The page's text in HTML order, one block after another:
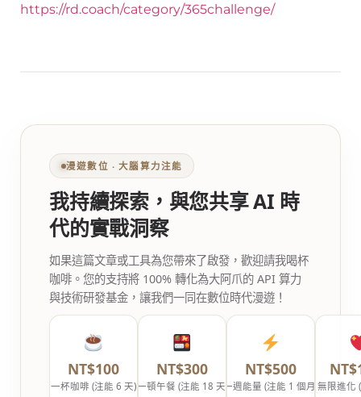
https://rd.coach/category/365challenge/
漫遊數位 ‧ 大腦算力注能
我持續探索，與您共享 AI 時
代的實戰洞察
如果這篇文章或工具為您帶來了啟發，歡迎請我喝杯
咖啡。您的支持將 100% 轉化為大阿爪的 API 算力
與技術研發基金，讓我們一同在數位時代漫遊！
NT$100
一杯咖啡 (注能 6 天)
NT$300
一頓午餐 (注能 18 天)
NT$500
一週能量 (注能 1 個月)無限進化